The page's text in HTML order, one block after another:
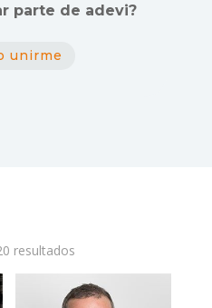
parte de adevi?
unirme
resultados